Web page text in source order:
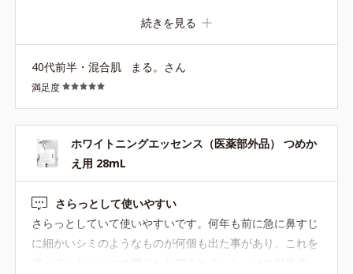
期に別のコスメに走ってしまい使用を止めたらシミが2個
めんなさい。 サラッとしたテクスチャーでポツポツも出来
ず脂質肌の私にはピッタリです 速攻性はないですが、10
年後の肌を考えて若いうちから塗っている事をオススメし
ます。
続きを見る
40代前半・混合肌 まる。さん
満足度
ホワイトニングエッセンス（医薬部外品） つめか
え用 28mL
さらっとして使いやすい
さらっとしていて使いやすいです。何年も前に急に鼻すじ
に細かいシミのようなものが何個も出た事があり、これを
塗っていたらいつの間にかケアされました。それ以来使っ